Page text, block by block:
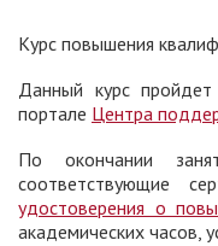
Курс повышения
Данный курс
портале Центра
По окончании
соответствующие
удостоверения о
академических часов,